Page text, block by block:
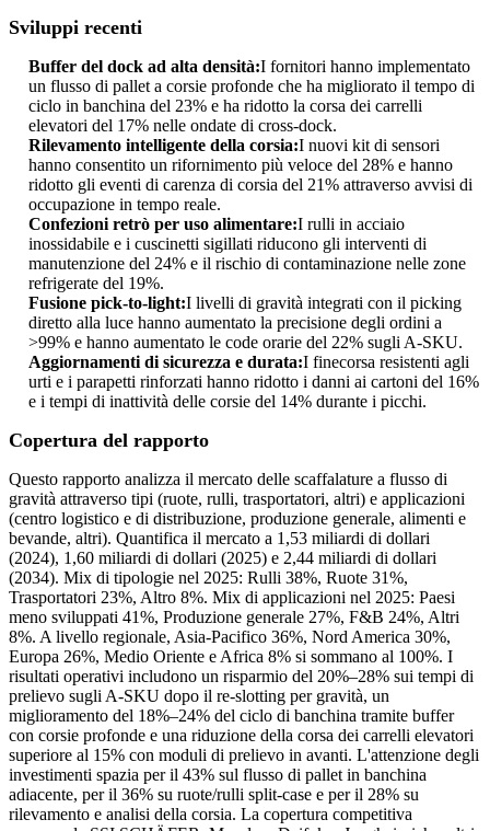
Sviluppi recenti
Buffer del dock ad alta densità:I fornitori hanno implementato
un flusso di pallet a corsie profonde che ha migliorato il tempo di
ciclo in banchina del 23% e ha ridotto la corsa dei carrelli
elevatori del 17% nelle ondate di cross-dock.
Rilevamento intelligente della corsia:I nuovi kit di sensori
hanno consentito un rifornimento più veloce del 28% e hanno
ridotto gli eventi di carenza di corsia del 21% attraverso avvisi di
occupazione in tempo reale.
Confezioni retrò per uso alimentare:I rulli in acciaio
inossidabile e i cuscinetti sigillati riducono gli interventi di
manutenzione del 24% e il rischio di contaminazione nelle zone
refrigerate del 19%.
Fusione pick-to-light:I livelli di gravità integrati con il picking
diretto alla luce hanno aumentato la precisione degli ordini a
>99% e hanno aumentato le code orarie del 22% sugli A-SKU.
Aggiornamenti di sicurezza e durata:I finecorsa resistenti agli
urti e i parapetti rinforzati hanno ridotto i danni ai cartoni del 16%
e i tempi di inattività delle corsie del 14% durante i picchi.
Copertura del rapporto
Questo rapporto analizza il mercato delle scaffalature a flusso di
gravità attraverso tipi (ruote, rulli, trasportatori, altri) e applicazioni
(centro logistico e di distribuzione, produzione generale, alimenti e
bevande, altri). Quantifica il mercato a 1,53 miliardi di dollari
(2024), 1,60 miliardi di dollari (2025) e 2,44 miliardi di dollari
(2034). Mix di tipologie nel 2025: Rulli 38%, Ruote 31%,
Trasportatori 23%, Altro 8%. Mix di applicazioni nel 2025: Paesi
meno sviluppati 41%, Produzione generale 27%, F&B 24%, Altri
8%. A livello regionale, Asia-Pacifico 36%, Nord America 30%,
Europa 26%, Medio Oriente e Africa 8% si sommano al 100%. I
risultati operativi includono un risparmio del 20%–28% sui tempi di
prelievo sugli A-SKU dopo il re-slotting per gravità, un
miglioramento del 18%–24% del ciclo di banchina tramite buffer
con corsie profonde e una riduzione della corsa dei carrelli elevatori
superiore al 15% con moduli di prelievo in avanti. L'attenzione degli
investimenti spazia per il 43% sul flusso di pallet in banchina
adiacente, per il 36% su ruote/rulli split-case e per il 28% su
rilevamento e analisi della corsia. La copertura competitiva